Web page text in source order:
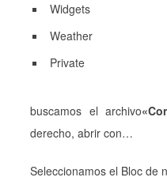
Widgets
Weather
Private
buscamos el archivo
derecho, abrir con…
Seleccionamos el Bloc de